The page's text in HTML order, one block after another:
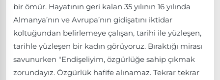
bir ömür. Hayatının geri kalan 35 yılının 16 yılında
Almanya’nın ve Avrupa’nın gidişatını iktidar
koltuğundan belirlemeye çalışan, tarihi ile yüzleşen,
tarihle yüzleşen bir kadın görüyoruz. Bıraktığı mirası
savunurken "Endişeliyim, özgürlüğe sahip çıkmak
zorundayız. Özgürlük hafife alınamaz. Tekrar tekrar